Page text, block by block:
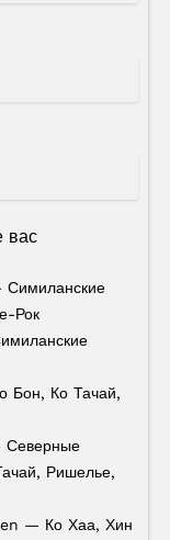
вас
Рок
Ко Тачай,
Ришелье,
— Ко Хаа, Хин